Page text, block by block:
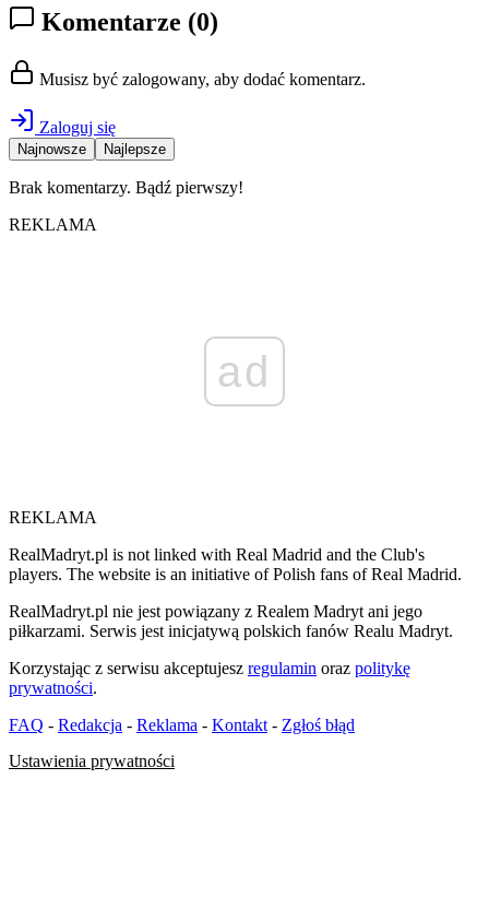
Komentarze (0)
Musisz być zalogowany, aby dodać komentarz.
Zaloguj się
Najnowsze Najlepsze
Brak komentarzy. Bądź pierwszy!
REKLAMA
ad
REKLAMA
RealMadryt.pl is not linked with Real Madrid and the Club's
players. The website is an initiative of Polish fans of Real Madrid.
RealMadryt.pl nie jest powiązany z Realem Madryt ani jego
piłkarzami. Serwis jest inicjatywą polskich fanów Realu Madryt.
Korzystając z serwisu akceptujesz regulamin oraz politykę
prywatności.
FAQ - Redakcja - Reklama - Kontakt - Zgłoś błąd
Ustawienia prywatności